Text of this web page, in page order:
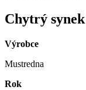
Chytrý synek
Výrobce
Mustredna
Rok